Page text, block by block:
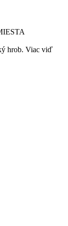
hrob. Viac viď